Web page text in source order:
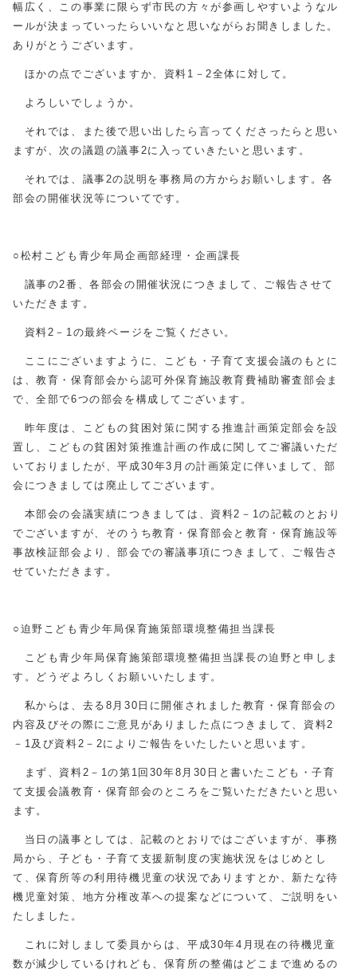
幅広く、この事業に限らず市民の方々が参画しやすいようなル
ールが決まっていったらいいなと思いながらお聞きしました。
ありがとうございます。
ほかの点でございますか、資料1－2全体に対して。
よろしいでしょうか。
それでは、また後で思い出したら言ってくださったらと思い
ますが、次の議題の議事2に入っていきたいと思います。
それでは、議事2の説明を事務局の方からお願いします。各
部会の開催状況等についてです。
○松村こども青少年局企画部経理・企画課長
議事の2番、各部会の開催状況につきまして、ご報告させて
いただきます。
資料2－1の最終ページをご覧ください。
ここにございますように、こども・子育て支援会議のもとに
は、教育・保育部会から認可外保育施設教育費補助審査部会ま
で、全部で6つの部会を構成してございます。
昨年度は、こどもの貧困対策に関する推進計画策定部会を設
置し、こどもの貧困対策推進計画の作成に関してご審議いただ
いておりましたが、平成30年3月の計画策定に伴いまして、部
会につきましては廃止してございます。
本部会の会議実績につきましては、資料2－1の記載のとおり
でございますが、そのうち教育・保育部会と教育・保育施設等
事故検証部会より、部会での審議事項につきまして、ご報告さ
せていただきます。
○迫野こども青少年局保育施策部環境整備担当課長
こども青少年局保育施策部環境整備担当課長の迫野と申しま
す。どうぞよろしくお願いいたします。
私からは、去る8月30日に開催されました教育・保育部会の
内容及びその際にご意見がありました点につきまして、資料2
－1及び資料2－2によりご報告をいたしたいと思います。
まず、資料2－1の第1回30年8月30日と書いたこども・子育
て支援会議教育・保育部会のところをご覧いただきたいと思い
ます。
当日の議事としては、記載のとおりではございますが、事務
局から、子ども・子育て支援新制度の実施状況をはじめとし
て、保育所等の利用待機児童の状況でありますとか、新たな待
機児童対策、地方分権改革への提案などについて、ご説明をい
たしました。
これに対しまして委員からは、平成30年4月現在の待機児童
数が減少しているけれども、保育所の整備はどこまで進めるの